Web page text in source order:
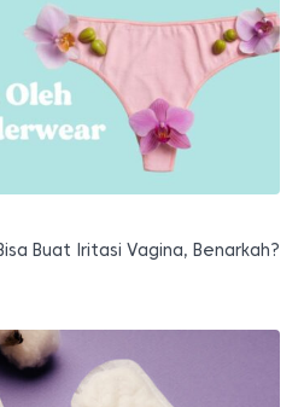
Buat Iritasi Vagina, Benarkah?